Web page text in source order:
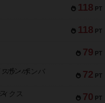
118 PT
118 PT
79 PT
72 PT
ラ・ボンバ
70 PT
クス